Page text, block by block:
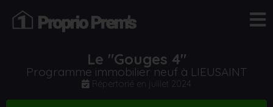
Le "Gouges 4"
Programme immobilier neuf à LIEUSAINT
Répertorié en juillet 2024